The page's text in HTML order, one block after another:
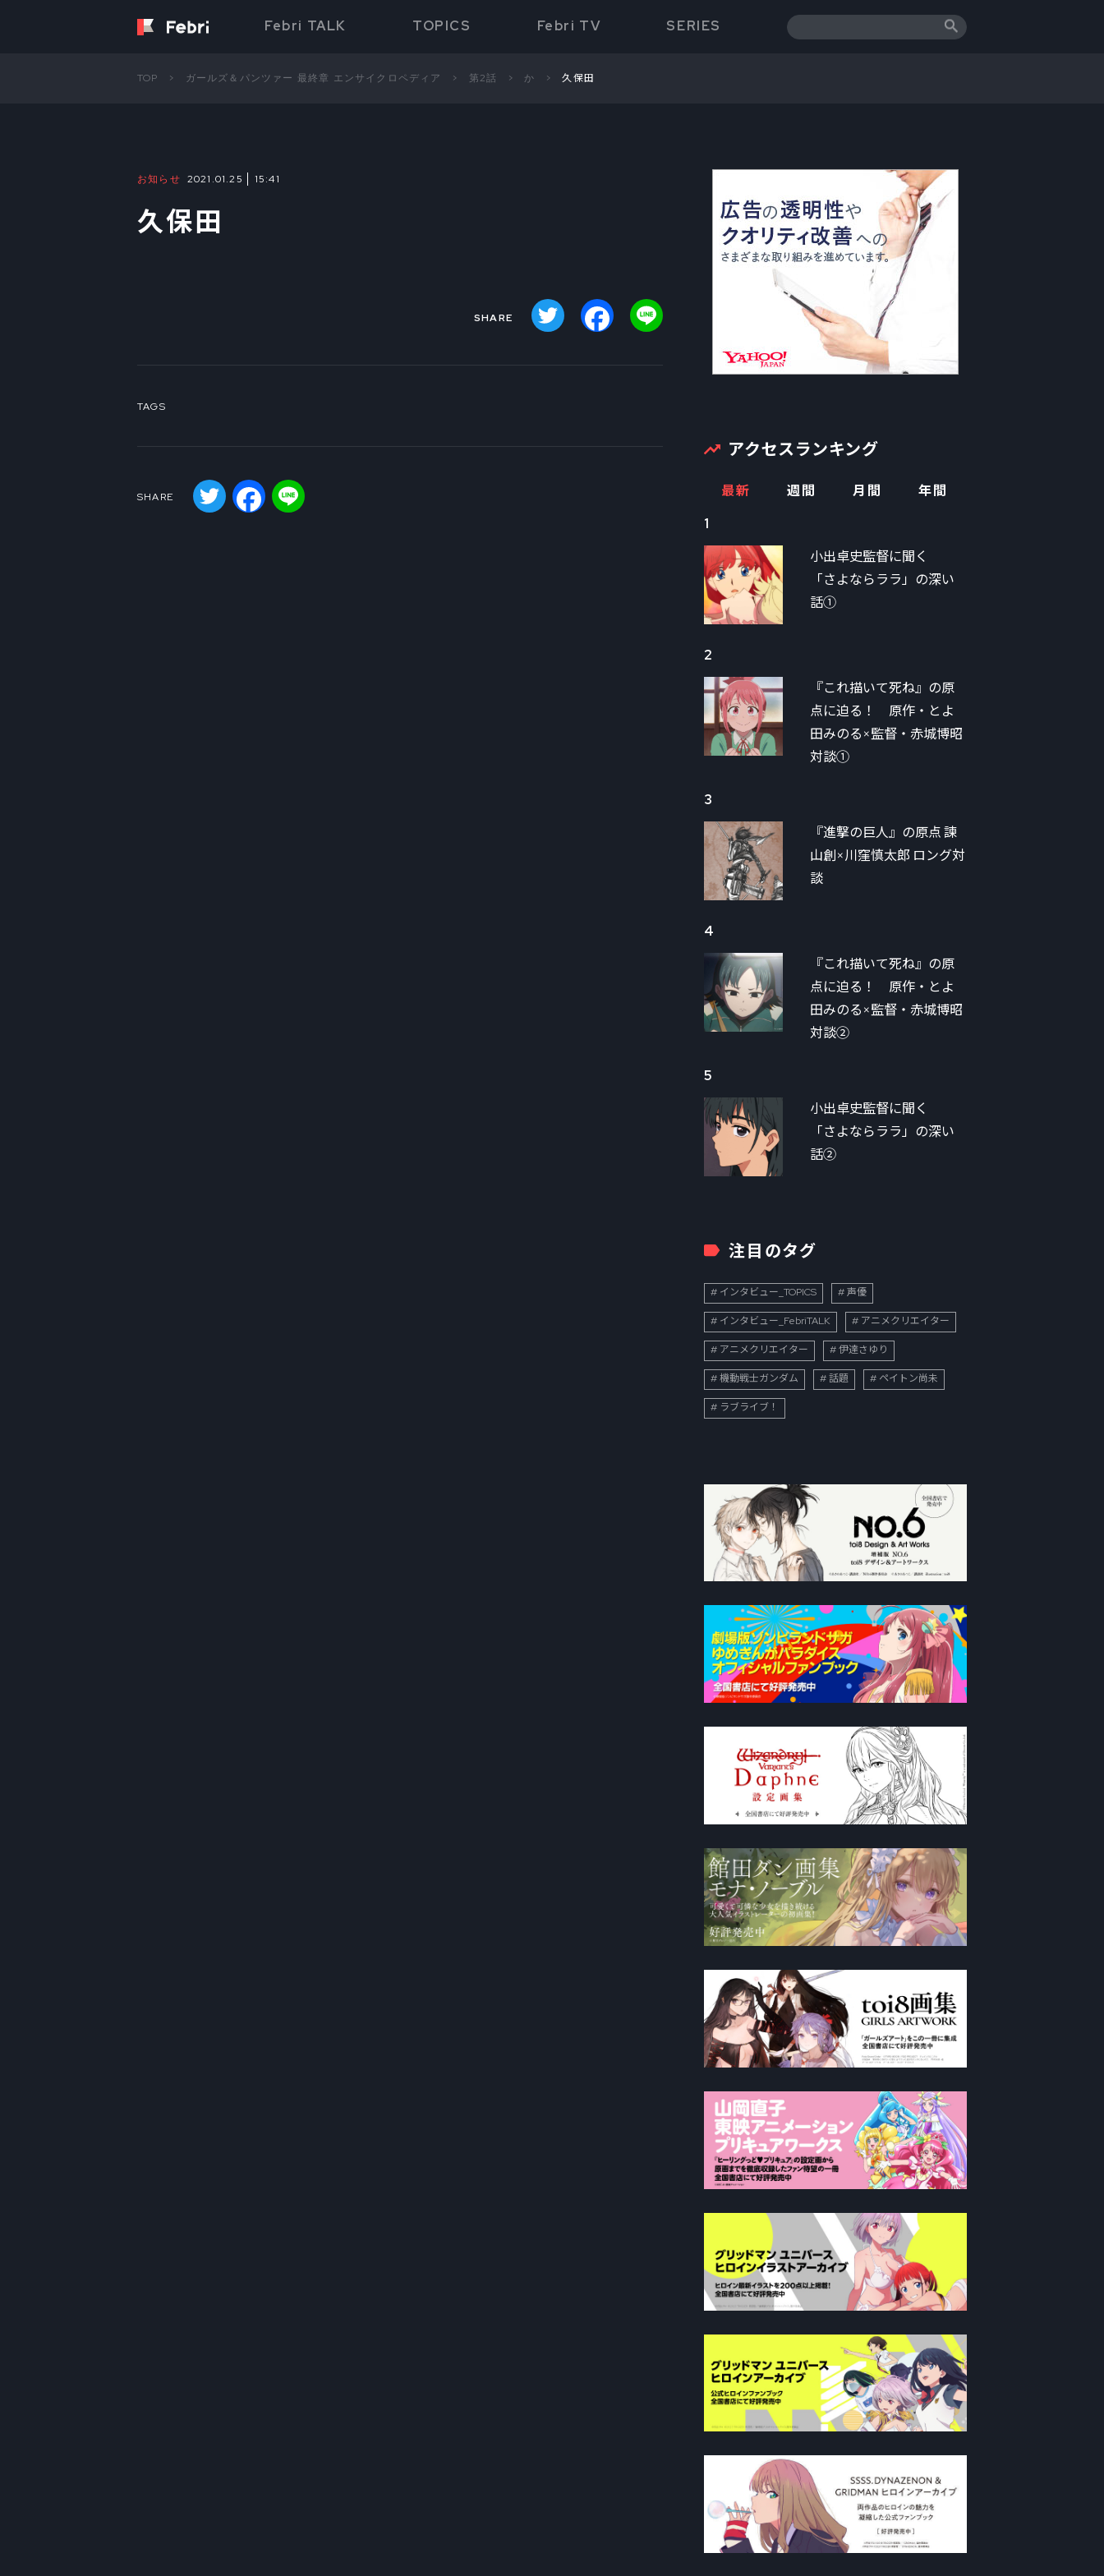
Febri TALK TOPICS Febri TV SERIES
TOP ガールズ＆パンツァー 最終章 エンサイクロペディア 第2話 か 久保田
お知らせ 2021.01.25 15:41
久保田
Twitter Facebook
TAGS
SHARE
Twitter Facebook
アクセスランキング
最新 週間 月間
年間
1
小出卓史監督に聞く
「さよならララ」の深い
話①
2
『これ描いて死ね』の原
点に迫る！ 原作・とよ
田みのる×監督・赤城博昭
対談①
3
『進撃の巨人』の原点 諫
山創×川窪慎太郎 ロング対
談
4
『これ描いて死ね』の原
点に迫る！ 原作・とよ
田みのる×監督・赤城博昭
対談②
5
小出卓史監督に聞く
「さよならララ」の深い
話②
注目のタグ
インタビュー_TOPICS 声優
インタビュー_FebriTALK アニメクリエイター
アニメクリエイター 伊達さゆり
機動戦士ガンダム 話題 ペイトン尚未
ラブライブ！